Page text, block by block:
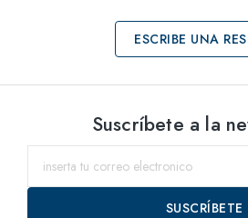
ESCRIBE UNA
Selecciona tallas
dentro
Suscríbete a la
SUSCRÍBETE